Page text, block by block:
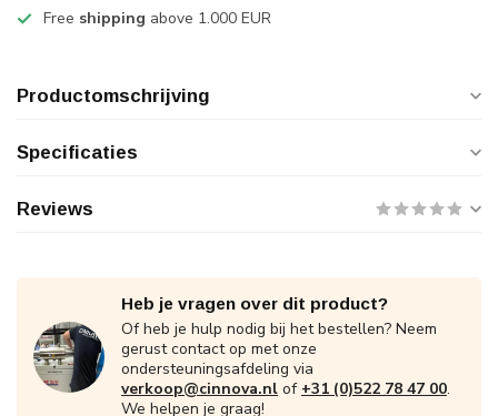
Free shipping above 1.000 EUR
Productomschrijving
Specificaties
Reviews
Heb je vragen over dit product?
Of heb je hulp nodig bij het bestellen? Neem
gerust contact op met onze
ondersteuningsafdeling via
verkoop@cinnova.nl of +31 (0)522 78 47 00.
We helpen je graag!